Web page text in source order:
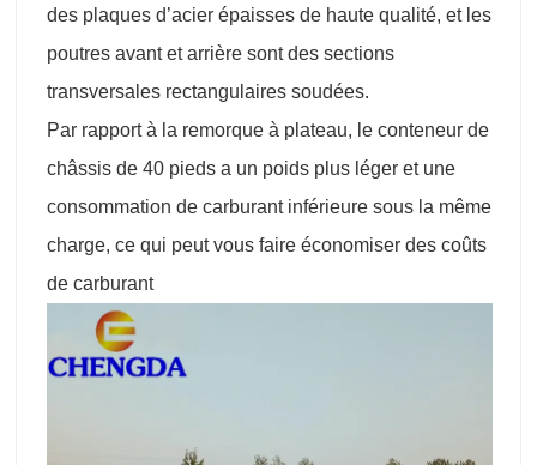
des plaques d’acier épaisses de haute qualité, et les
poutres avant et arrière sont des sections
transversales rectangulaires soudées.
Par rapport à la remorque à plateau, le conteneur de
châssis de 40 pieds a un poids plus léger et une
consommation de carburant inférieure sous la même
charge, ce qui peut vous faire économiser des coûts
de carburant